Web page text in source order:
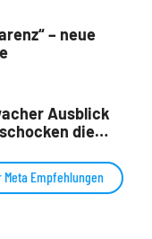
– neue
Ausblick
die
Meta Empfehlungen